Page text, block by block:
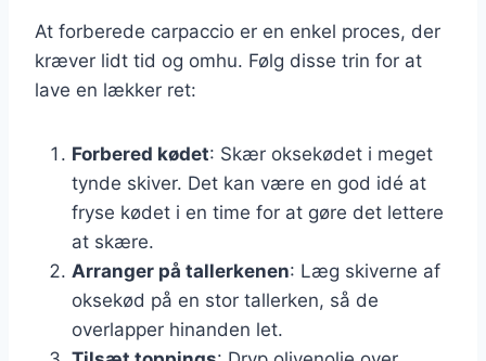
At forberede carpaccio er en enkel proces, der
kræver lidt tid og omhu. Følg disse trin for at
lave en lækker ret:
Forbered kødet: Skær oksekødet i meget
tynde skiver. Det kan være en god idé at
fryse kødet i en time for at gøre det lettere
at skære.
Arranger på tallerkenen: Læg skiverne af
oksekød på en stor tallerken, så de
overlapper hinanden let.